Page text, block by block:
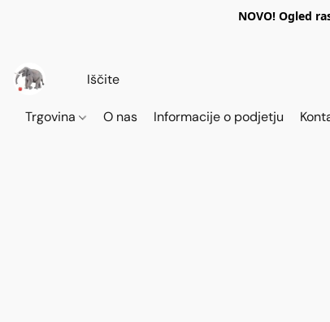
NOVO! Ogled
Trgovina O nas Informacije o podjetju